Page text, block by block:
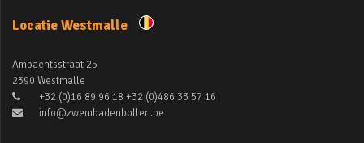
Locatie Westmalle
Ambachtsstraat 25
2390 Westmalle
+32 (0)16 89 96 18 +32 (0)486 33 57 16
info@zwembadenbollen.be